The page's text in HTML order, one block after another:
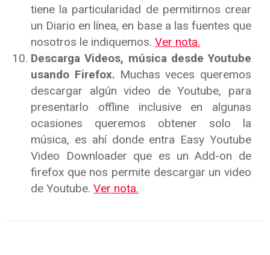
tiene la particularidad de permitirnos crear
un Diario en línea, en base a las fuentes que
nosotros le indiquemos.Ver nota.
Descarga Videos, música desde Youtube
usando Firefox. Muchas veces queremos
descargar algún video de Youtube, para
presentarlo offline inclusive en algunas
ocasiones queremos obtener solo la
música, es ahí donde entra Easy Youtube
Video Downloader que es un Add-on de
firefox que nos permite descargar un video
de Youtube.Ver nota.